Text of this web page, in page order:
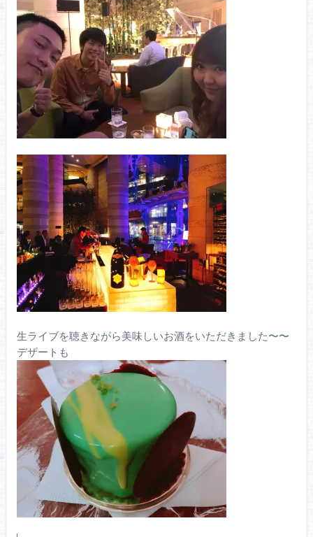
生ライブを聴きながら美味しいお酒をいただきました〜〜
デザートも